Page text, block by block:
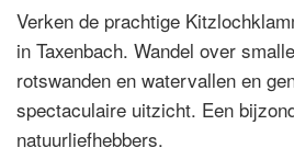
Verken de prachtige
in Taxenbach. Wandel over
rotswanden en watervallen en
spectaculaire uitzicht. Een
natuurliefhebbers.